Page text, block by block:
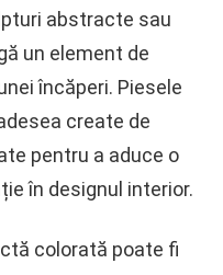
abstracte sau
un element de
încăperi. Piesele
create de
pentru a aduce o
în designul interior.
colorată poate fi